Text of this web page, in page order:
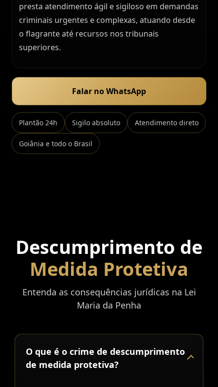
presta atendimento ágil e sigiloso em demandas
criminais urgentes e complexas, atuando desde
o flagrante até recursos nos tribunais
superiores.
Falar no WhatsApp
Plantão 24h Sigilo absoluto Atendimento direto
Goiânia e todo o Brasil
Descumprimento de
Medida Protetiva
Entenda as consequências jurídicas na Lei
Maria da Penha
O que é o crime de descumprimento
de medida protetiva?